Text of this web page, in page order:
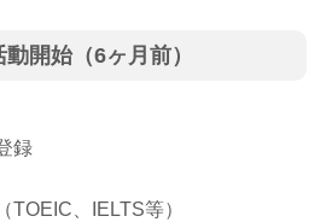
開始（6ヶ月前）
録
TOEIC、IELTS等）